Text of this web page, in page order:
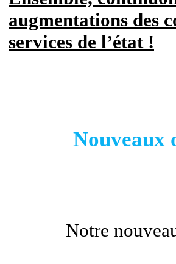
augmentations des
services de l’état !
Nouveaux
Notre